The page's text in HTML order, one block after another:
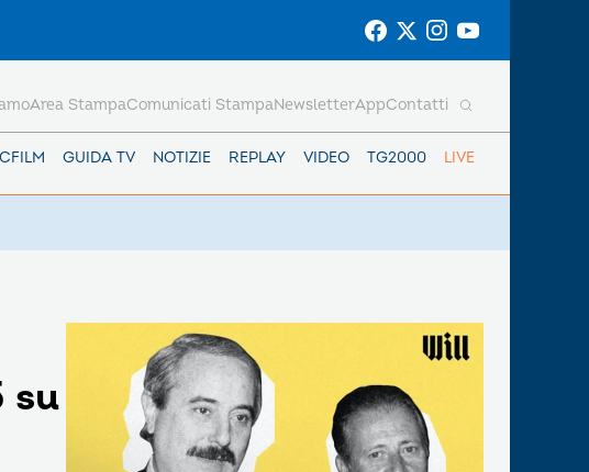
GUIDA TV NOTIZIE REPLAY VIDEO TG2000 LIVE
Area StampaComunicati StampaNewsletterAppContatti
su